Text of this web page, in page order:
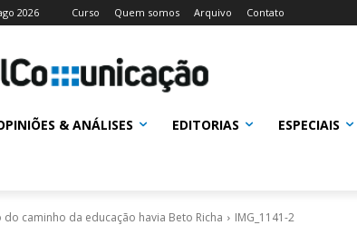
2026 Curso Quem somos Arquivo Contato
& ANÁLISES EDITORIAS ESPECIAIS
do caminho da educação havia Beto Richa IMG_1141-2